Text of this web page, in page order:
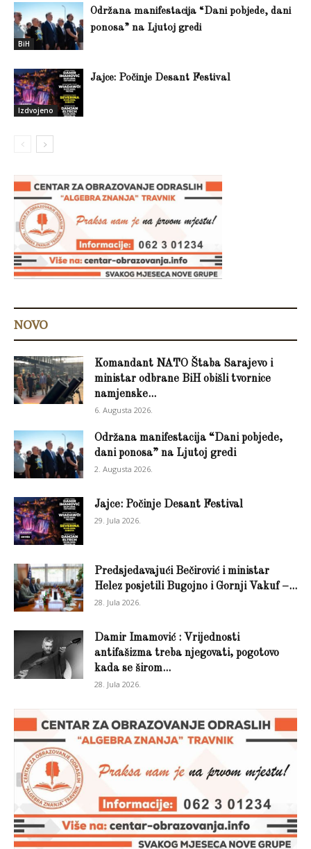
BiH
Održana manifestacija “Dani pobjede, dani
ponosa” na Ljutoj gredi
Izdvojeno
Jajce: Počinje Desant Festival
NOVO
Komandant NATO Štaba Sarajevo i
ministar odbrane BiH obišli tvornice
namjenske...
6. Augusta 2026.
Održana manifestacija “Dani pobjede,
dani ponosa” na Ljutoj gredi
2. Augusta 2026.
Jajce: Počinje Desant Festival
29. Jula 2026.
Predsjedavajući Bečirović i ministar
Helez posjetili Bugojno i Gornji Vakuf –...
28. Jula 2026.
Damir Imamović : Vrijednosti
antifašizma treba njegovati, pogotovo
kada se širom...
28. Jula 2026.